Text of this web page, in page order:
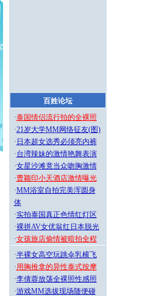
百姓论坛
·泰国情侣流行拍的全裸照
·21岁大学MM网络征友(图)
· 日本超女选秀必须亮内裤
·台湾辣妹的激情艳舞表演
·女星沙滩竟当众吻胸激情
·曹颖印小天酒店激情曝光
·MM浴室自拍完美浑圆身
体
·实拍泰国真正色情红灯区
·裸拼AV女优翁红日本脱光
·女孩旅店偷情被暗拍全程
·半裸女高空玩跳伞乳横飞
·用胸推拿的异性泰式按摩
·李倩蓉放荡全裸照性感照
·游戏MM选拔现场随便碰